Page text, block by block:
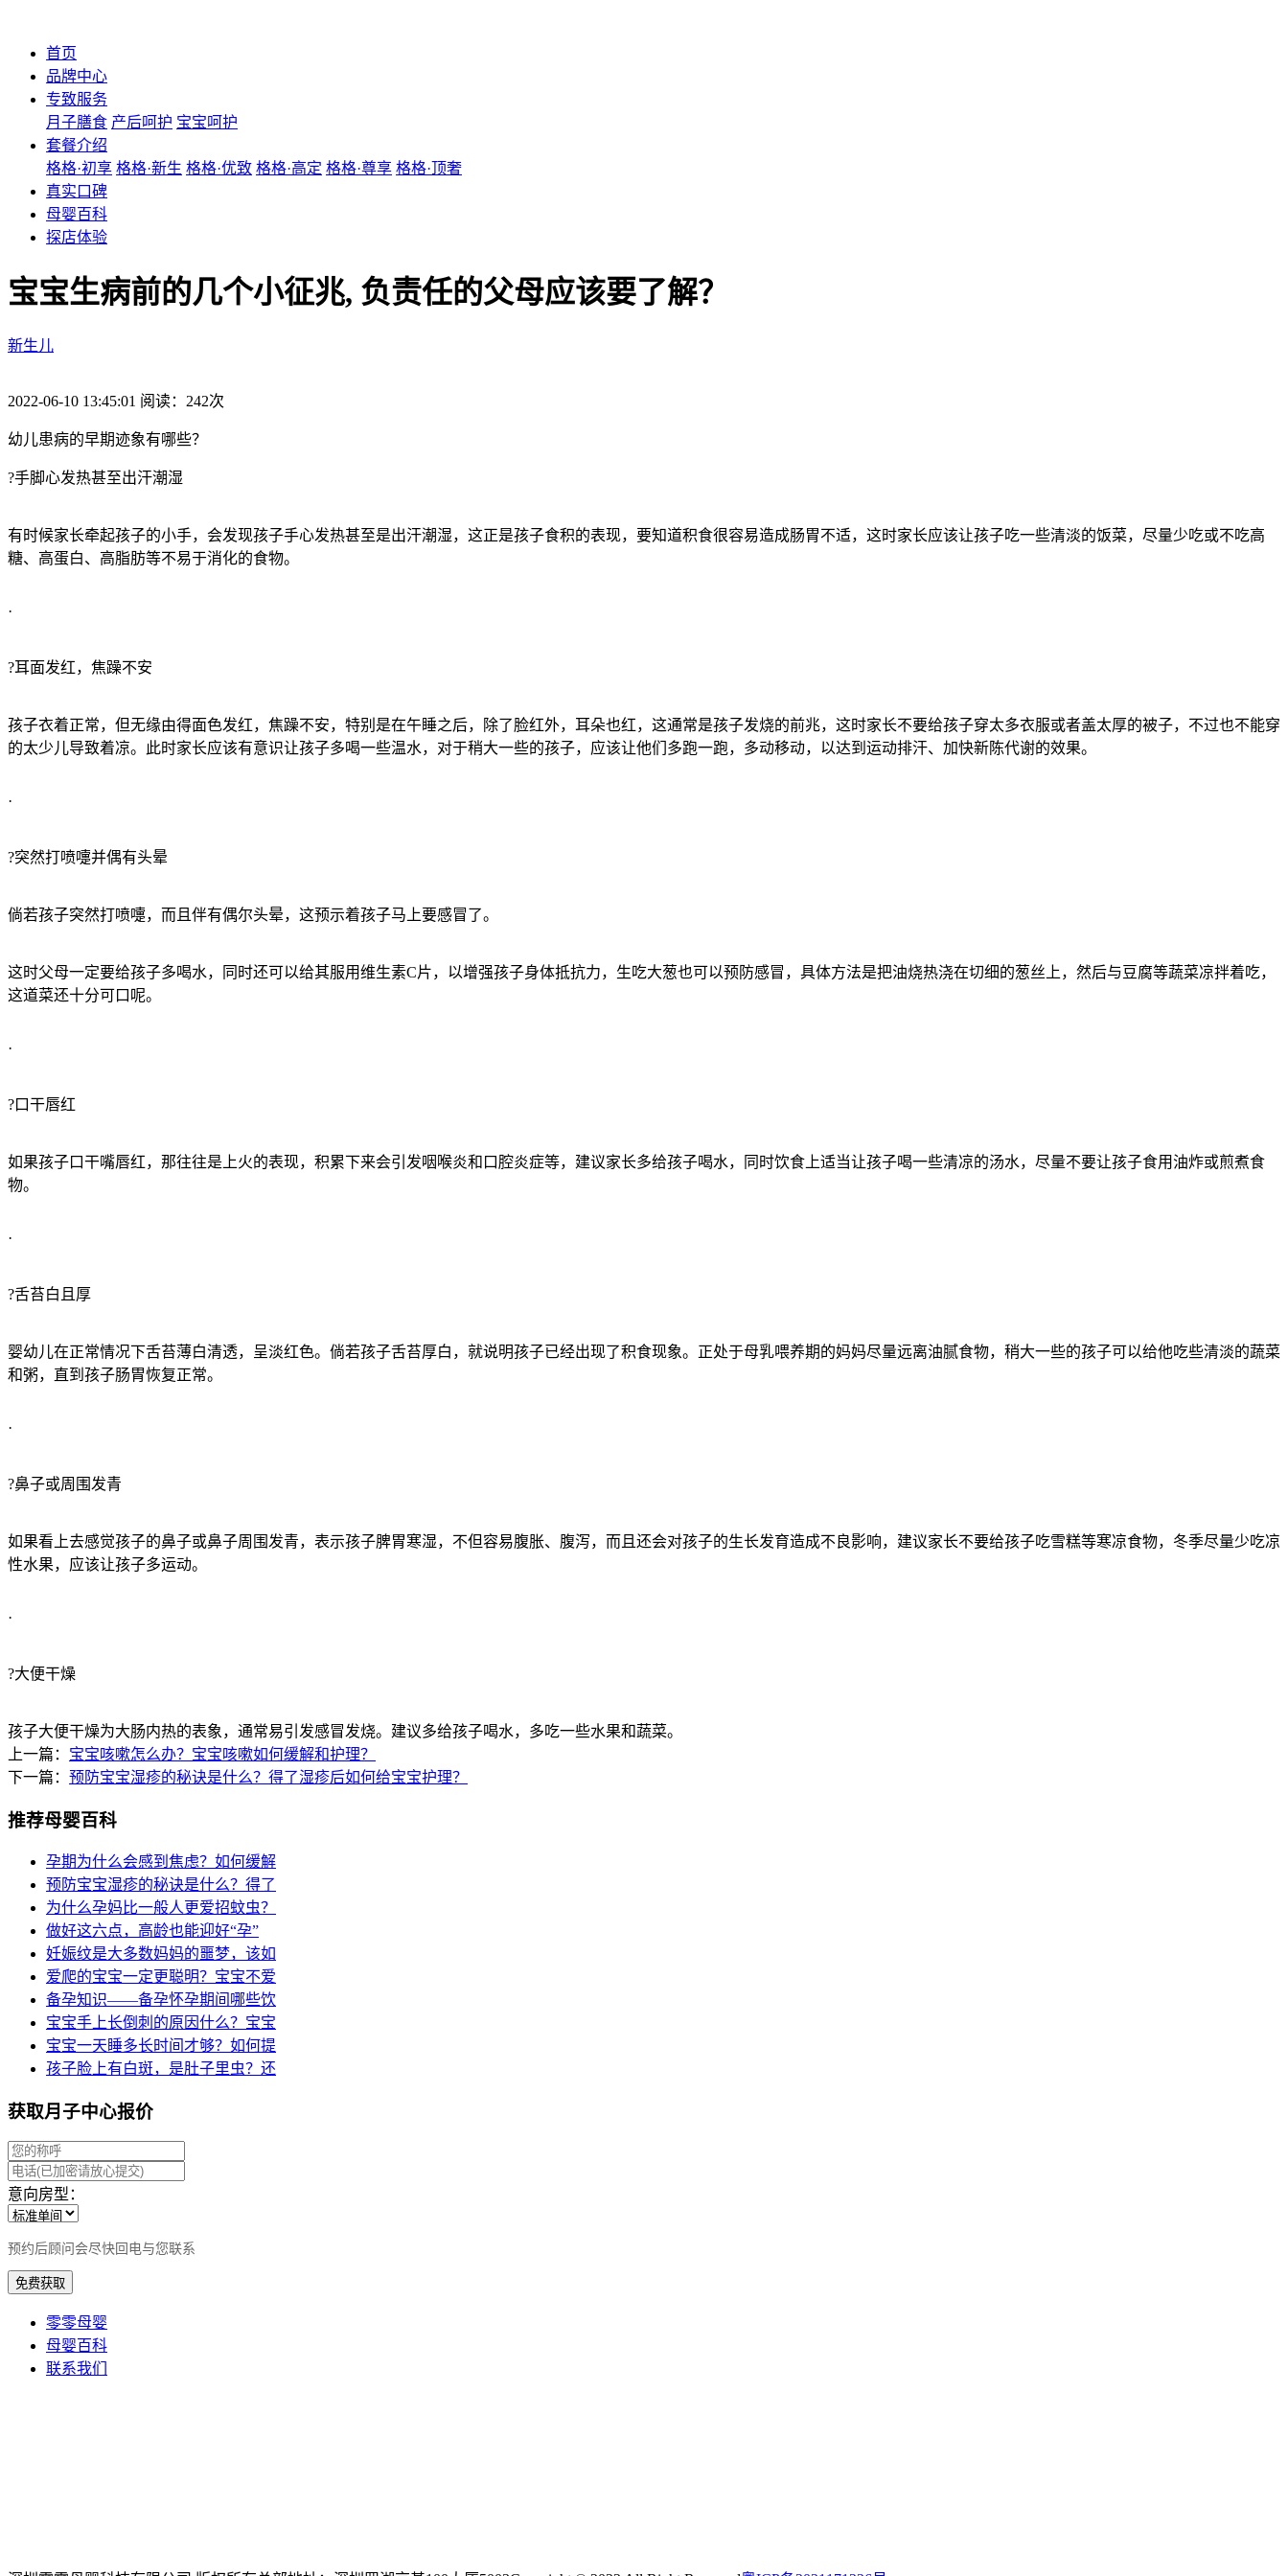
首页
品牌中心
专致服务
月子膳食 产后呵护 宝宝呵护
套餐介绍
格格·初享 格格·新生 格格·优致 格格·高定 格格·尊享 格格·顶奢
真实口碑
母婴百科
探店体验
宝宝生病前的几个小征兆, 负责任的父母应该要了解？
新生儿
2022-06-10 13:45:01 阅读：242次
幼儿患病的早期迹象有哪些？
?手脚心发热甚至出汗潮湿
有时候家长牵起孩子的小手，会发现孩子手心发热甚至是出汗潮湿，这正是孩子食积的表现，要知道积食很容易造成肠胃不适，这时家长应该让孩子吃一些清淡的饭菜，尽量少吃或不吃高
糖、高蛋白、高脂肪等不易于消化的食物。
·
?耳面发红，焦躁不安
孩子衣着正常，但无缘由得面色发红，焦躁不安，特别是在午睡之后，除了脸红外，耳朵也红，这通常是孩子发烧的前兆，这时家长不要给孩子穿太多衣服或者盖太厚的被子，不过也不能穿
的太少儿导致着凉。此时家长应该有意识让孩子多喝一些温水，对于稍大一些的孩子，应该让他们多跑一跑，多动移动，以达到运动排汗、加快新陈代谢的效果。
·
?突然打喷嚏并偶有头晕
倘若孩子突然打喷嚏，而且伴有偶尔头晕，这预示着孩子马上要感冒了。
这时父母一定要给孩子多喝水，同时还可以给其服用维生素C片，以增强孩子身体抵抗力，生吃大葱也可以预防感冒，具体方法是把油烧热浇在切细的葱丝上，然后与豆腐等蔬菜凉拌着吃，
这道菜还十分可口呢。
·
?口干唇红
如果孩子口干嘴唇红，那往往是上火的表现，积累下来会引发咽喉炎和口腔炎症等，建议家长多给孩子喝水，同时饮食上适当让孩子喝一些清凉的汤水，尽量不要让孩子食用油炸或煎煮食
物。
·
?舌苔白且厚
婴幼儿在正常情况下舌苔薄白清透，呈淡红色。倘若孩子舌苔厚白，就说明孩子已经出现了积食现象。正处于母乳喂养期的妈妈尽量远离油腻食物，稍大一些的孩子可以给他吃些清淡的蔬菜
和粥，直到孩子肠胃恢复正常。
·
?鼻子或周围发青
如果看上去感觉孩子的鼻子或鼻子周围发青，表示孩子脾胃寒湿，不但容易腹胀、腹泻，而且还会对孩子的生长发育造成不良影响，建议家长不要给孩子吃雪糕等寒凉食物，冬季尽量少吃凉
性水果，应该让孩子多运动。
·
?大便干燥
孩子大便干燥为大肠内热的表象，通常易引发感冒发烧。建议多给孩子喝水，多吃一些水果和蔬菜。
上一篇： 宝宝咳嗽怎么办？宝宝咳嗽如何缓解和护理？
下一篇： 预防宝宝湿疹的秘诀是什么？得了湿疹后如何给宝宝护理？
推荐母婴百科
孕期为什么会感到焦虑？如何缓解
预防宝宝湿疹的秘诀是什么？得了
为什么孕妈比一般人更爱招蚊虫？
做好这六点，高龄也能迎好“孕”
妊娠纹是大多数妈妈的噩梦，该如
爱爬的宝宝一定更聪明？宝宝不爱
备孕知识——备孕怀孕期间哪些饮
宝宝手上长倒刺的原因什么？宝宝
宝宝一天睡多长时间才够？如何提
孩子脸上有白斑，是肚子里虫？还
获取月子中心报价
意向房型：
预约后顾问会尽快回电与您联系
免费获取
零零母婴
母婴百科
联系我们